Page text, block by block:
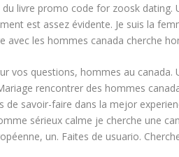
du livre promo code for zoosk
est assez évidente. Je suis la
avec les hommes canada cherche
vos questions, hommes au
rencontrer des hommes
de savoir-faire dans la mejor
sérieux calme je cherche une
un. Faites de usuario.